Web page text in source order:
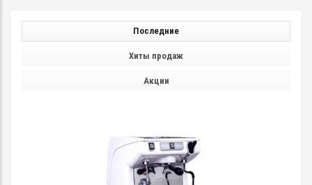
Последние
Хиты продаж
Акции